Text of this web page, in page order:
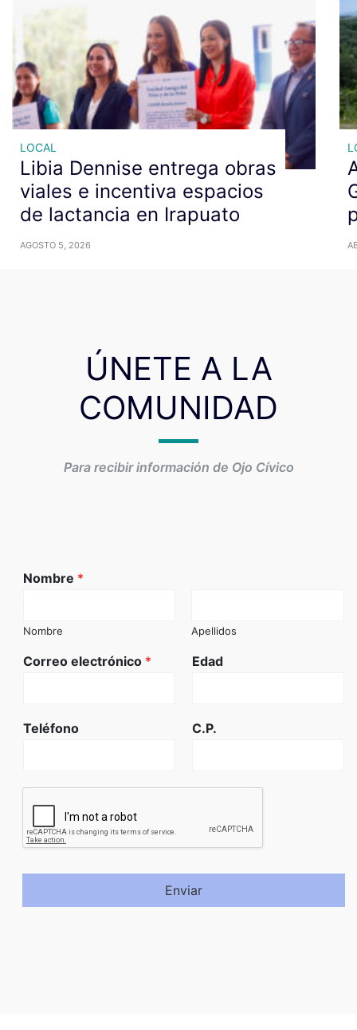
LOCAL
Libia Dennise entrega obras
viales e incentiva espacios
de lactancia en Irapuato
AGOSTO 5, 2026
ÚNETE A LA
COMUNIDAD
Para recibir información de Ojo Cívico
Nombre *
Nombre Apellidos
Correo electrónico * Edad
Teléfono C.P.
Enviar